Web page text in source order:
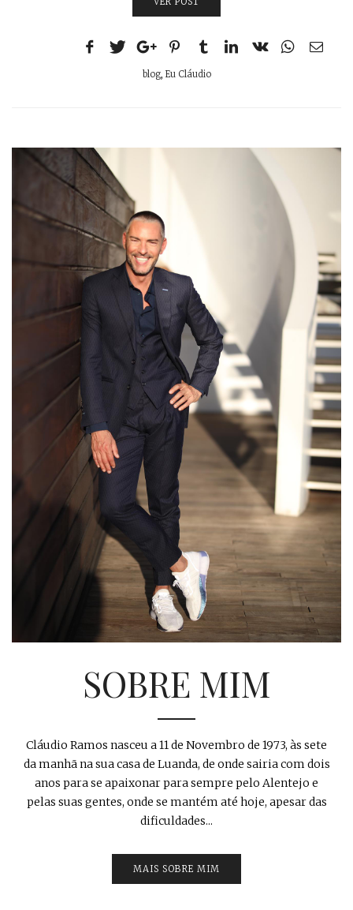
blog, Eu Cláudio
SOBRE MIM
Cláudio Ramos nasceu a 11 de Novembro de 1973, às sete
da manhã na sua casa de Luanda, de onde sairia com dois
anos para se apaixonar para sempre pelo Alentejo e
pelas suas gentes, onde se mantém até hoje, apesar das
dificuldades...
MAIS SOBRE MIM